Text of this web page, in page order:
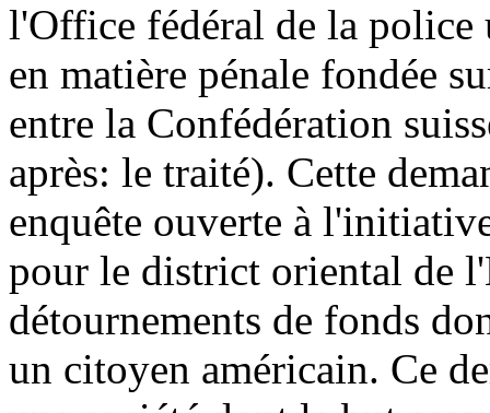
l'Office fédéral de la police
en matière pénale fondée
entre la Confédération
après: le traité). Cette
enquête ouverte à
pour le district oriental de
détournements de fonds
un citoyen américain. Ce